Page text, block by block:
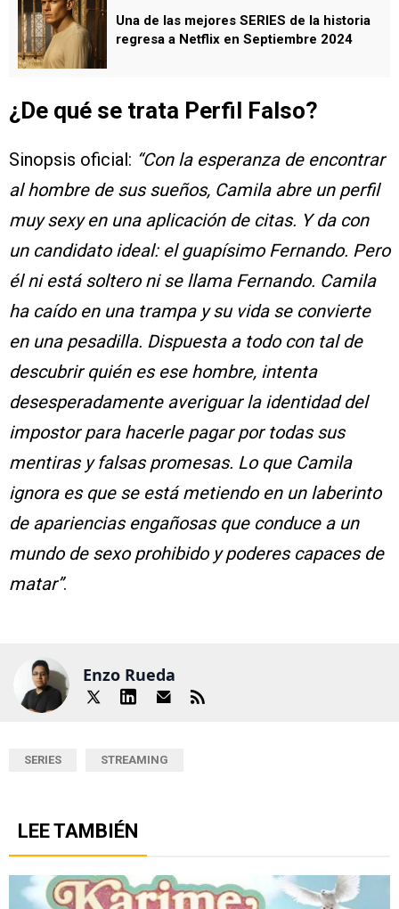
Una de las mejores SERIES de la historia
regresa a Netflix en Septiembre 2024
¿De qué se trata Perfil Falso?
Sinopsis oficial: “Con la esperanza de encontrar
al hombre de sus sueños, Camila abre un perfil
muy sexy en una aplicación de citas. Y da con
un candidato ideal: el guapísimo Fernando. Pero
él ni está soltero ni se llama Fernando. Camila
ha caído en una trampa y su vida se convierte
en una pesadilla. Dispuesta a todo con tal de
descubrir quién es ese hombre, intenta
desesperadamente averiguar la identidad del
impostor para hacerle pagar por todas sus
mentiras y falsas promesas. Lo que Camila
ignora es que se está metiendo en un laberinto
de apariencias engañosas que conduce a un
mundo de sexo prohibido y poderes capaces de
matar”.
Enzo Rueda
SERIES STREAMING
LEE TAMBIÉN